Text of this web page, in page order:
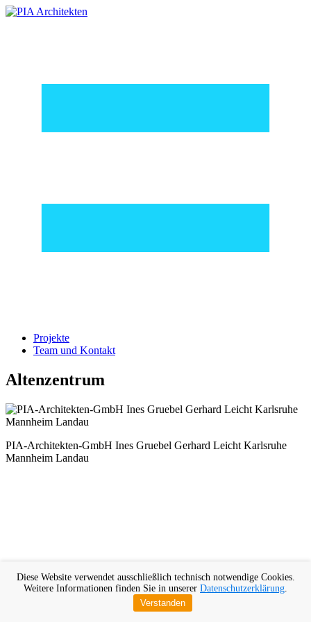
Projekte
Team und Kontakt
Altenzentrum
PIA-Architekten-GmbH Ines Gruebel Gerhard Leicht Karlsruhe
Mannheim Landau
Diese Website verwendet ausschließlich technisch notwendige Cookies.
Weitere Informationen finden Sie in unserer Datenschutzerklärung.
Verstanden